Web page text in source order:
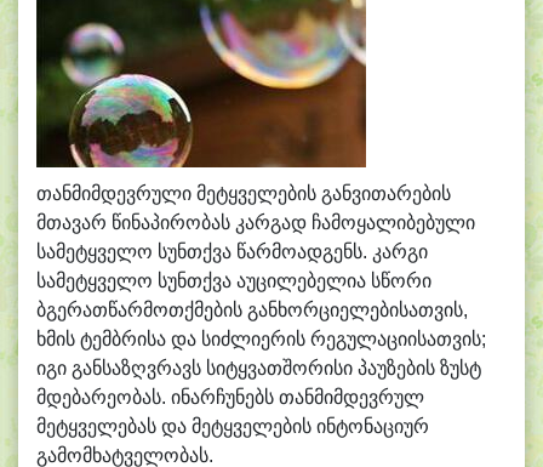
თანმიმდევრული მეტყველების განვითარების
მთავარ წინაპირობას კარგად ჩამოყალიბებული
სამეტყველო სუნთქვა წარმოადგენს. კარგი
სამეტყველო სუნთქვა აუცილებელია სწორი
ბგერათწარმოთქმების განხორციელებისათვის,
ხმის ტემბრისა და სიძლიერის რეგულაციისათვის;
იგი განსაზღვრავს სიტყვათშორისი პაუზების ზუსტ
მდებარეობას. ინარჩუნებს თანმიმდევრულ
მეტყველებას და მეტყველების ინტონაციურ
გამომხატველობას.